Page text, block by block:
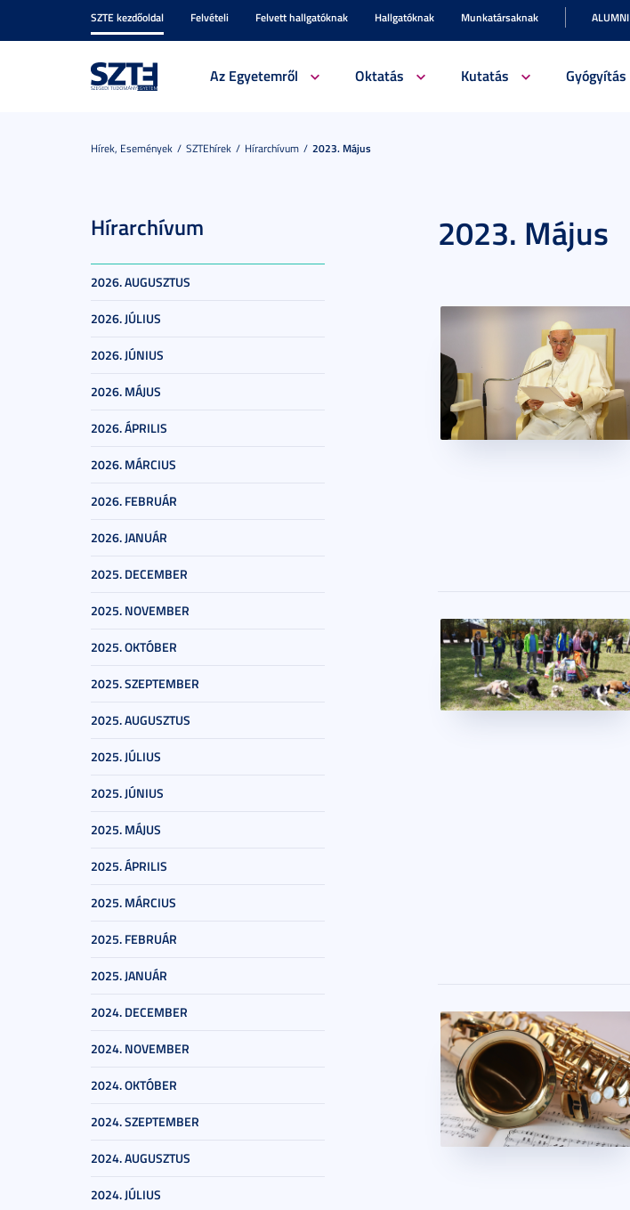
SZTE kezdőoldal Felvételi Felvett hallgatóknak Hallgatóknak Munkatársaknak ALUMNI
Az Egyetemről Oktatás Kutatás Gyógyítás
Hírek, Események SZTEhírek Hírarchívum 2023. Május
Hírarchívum
2026. AUGUSZTUS
2026. JÚLIUS
2026. JÚNIUS
2026. MÁJUS
2026. ÁPRILIS
2026. MÁRCIUS
2026. FEBRUÁR
2026. JANUÁR
2025. DECEMBER
2025. NOVEMBER
2025. OKTÓBER
2025. SZEPTEMBER
2025. AUGUSZTUS
2025. JÚLIUS
2025. JÚNIUS
2025. MÁJUS
2025. ÁPRILIS
2025. MÁRCIUS
2025. FEBRUÁR
2025. JANUÁR
2024. DECEMBER
2024. NOVEMBER
2024. OKTÓBER
2024. SZEPTEMBER
2024. AUGUSZTUS
2024. JÚLIUS
2023. Május